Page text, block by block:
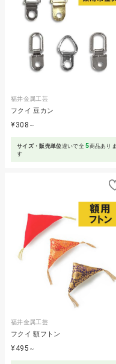
福井金属工芸
フクイ 豆カン
¥308 ～
サイズ・販売単位違いで全5商品ありま
す
福井金属工芸
フクイ 額フトン
¥495 ～